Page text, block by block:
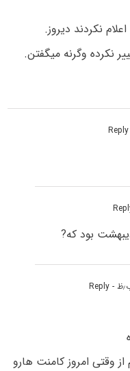
نکردند دیروز.
نکرده وگرنه میگفتن.
- Reply
وقتی امروز کامنت هارو